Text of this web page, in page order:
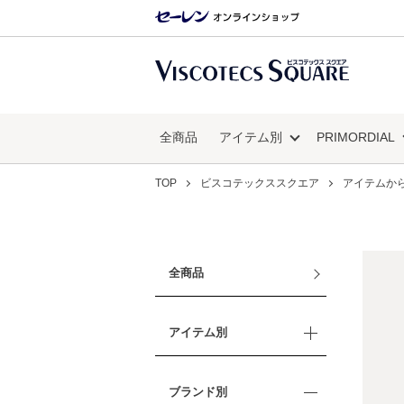
全商品 アイテム別 PRIMORDIAL
TOP ビスコテックススクエア アイテムか
全商品
アイテム別
ブランド別